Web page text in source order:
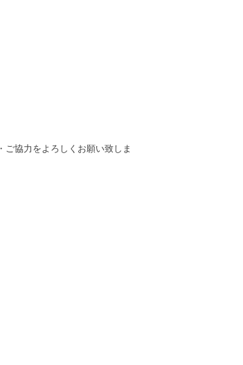
協力をよろしくお願い致しま